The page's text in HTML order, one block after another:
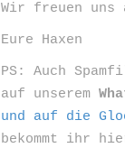
Wir freuen uns
Eure Haxen
PS: Auch
auf unserem
und auf die
bekommt ihr